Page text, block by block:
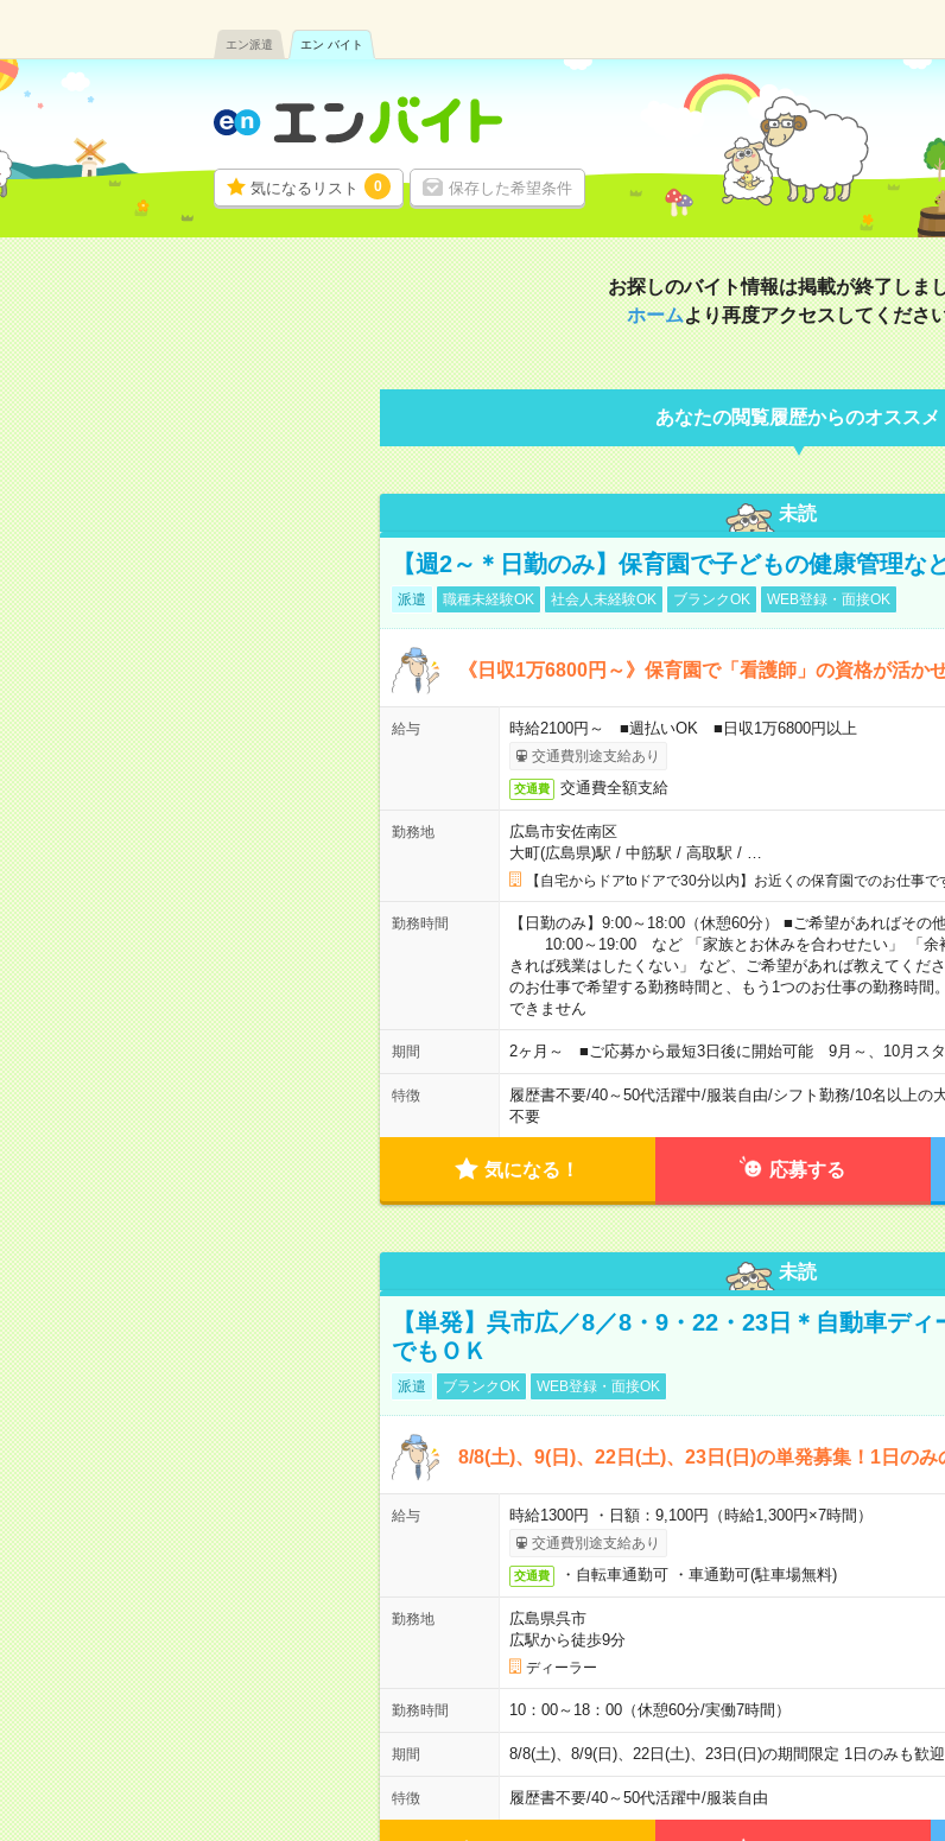
エン派遣 エン バイト
気になるリスト 0 保存した希望条件
お探しのバイト情報は掲載が終了しま
ホームより再度アクセスしてくださ
あなたの閲覧履歴からのオススメ
未読
【週2～＊日勤のみ】保育園で子どもの健康管理な
派遣 職種未経験OK 社会人未経験OK ブランクOK WEB登録・面接OK
《日収1万6800円～》保育園で「看護師」の資格が活か
給与 時給2100円～ ■週払いOK ■日収1万6800円以上
交通費別途支給あり
交通費 交通費全額支給
勤務地
広島市安佐南区
大町(広島県)駅 / 中筋駅 / 高取駅 / …
【自宅からドアtoドアで30分以内】お近くの保育園でのお仕事で
勤務時間
【日勤のみ】9:00～18:00（休憩60分） ■ご希望があればその
10:00～19:00 など 「家族とお休みを合わせたい」 「余
きれば残業はしたくない」 など、ご希望があれば教えてくだ
のお仕事で希望する勤務時間と、もう1つのお仕事の勤務時間
できません
期間 2ヶ月～ ■ご応募から最短3日後に開始可能 9月～、10月スタ
特徴 履歴書不要/40～50代活躍中/服装自由/シフト勤務/10名以上の
不要
気になる！ 応募する
未読
【単発】呉市広／8／8・9・22・23日＊自動車ディ
でもＯＫ
派遣 ブランクOK WEB登録・面接OK
8/8(土)、9(日)、22日(土)、23日(日)の単発募集！1日のみ
給与 時給1300円 ・日額：9,100円（時給1,300円×7時間）
交通費別途支給あり
交通費 ・自転車通勤可 ・車通勤可(駐車場無料)
勤務地
広島県呉市
広駅から徒歩9分
ディーラー
勤務時間 10：00～18：00（休憩60分/実働7時間）
期間 8/8(土)、8/9(日)、22日(土)、23日(日)の期間限定 1日のみも歓迎
特徴 履歴書不要/40～50代活躍中/服装自由